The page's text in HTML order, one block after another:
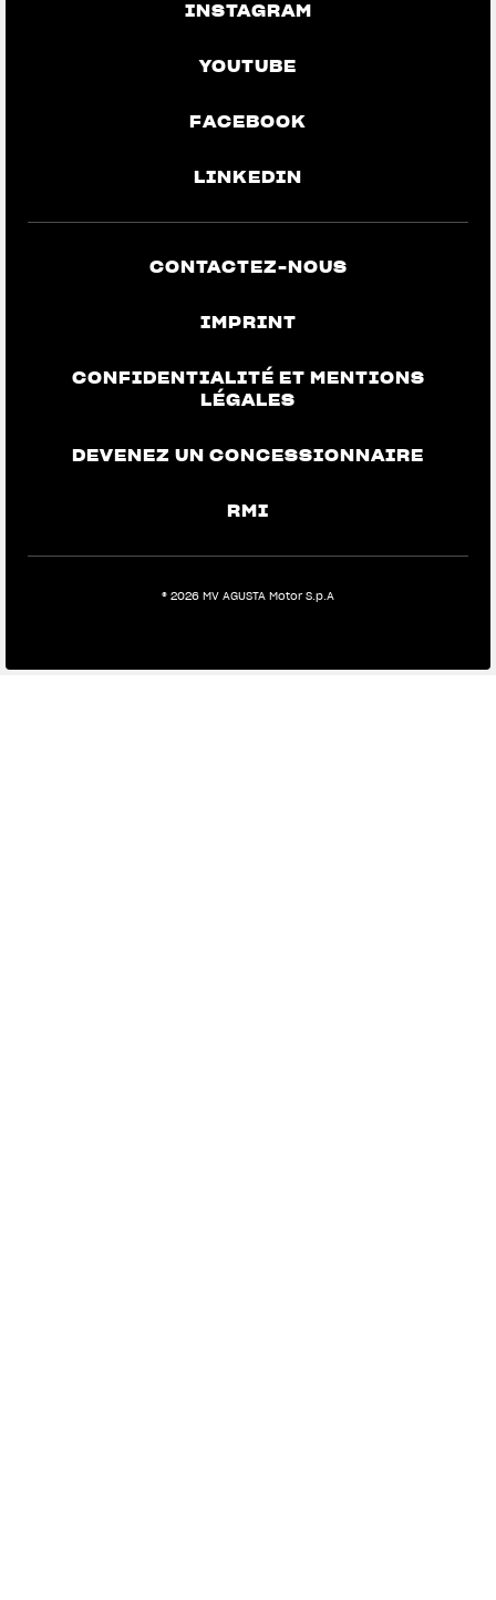
INSTAGRAM
YOUTUBE
FACEBOOK
LINKEDIN
CONTACTEZ-NOUS
IMPRINT
CONFIDENTIALITÉ ET MENTIONS
LÉGALES
DEVENEZ UN CONCESSIONNAIRE
RMI
® 2026 MV AGUSTA Motor S.p.A